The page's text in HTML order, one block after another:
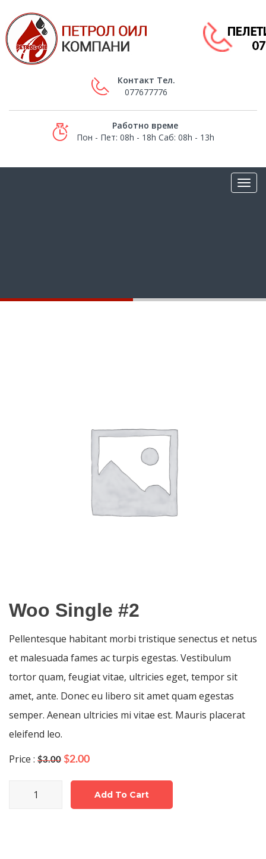
Контакт Тел.
077677776
Работно време
Пон - Пет: 08h - 18h Саб: 08h - 13h
Woo Single #2
Pellentesque habitant morbi tristique senectus et netus
et malesuada fames ac turpis egestas. Vestibulum
tortor quam, feugiat vitae, ultricies eget, tempor sit
amet, ante. Donec eu libero sit amet quam egestas
semper. Aenean ultricies mi vitae est. Mauris placerat
eleifend leo.
Price : $3.00 Original
was:
$2.00Current
is:
$2.00.
Add To Cart